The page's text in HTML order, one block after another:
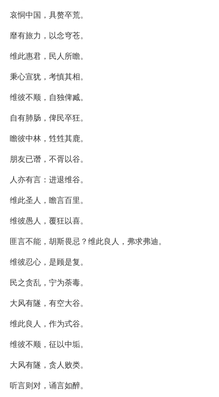
哀恫中国，具赘卒荒。
靡有旅力，以念穹苍。
维此惠君，民人所瞻。
秉心宣犹，考慎其相。
维彼不顺，自独俾臧。
自有肺肠，俾民卒狂。
瞻彼中林，甡甡其鹿。
朋友已谮，不胥以谷。
人亦有言：进退维谷。
维此圣人，瞻言百里。
维彼愚人，覆狂以喜。
匪言不能，胡斯畏忌？维此良人，弗求弗迪。
维彼忍心，是顾是复。
民之贪乱，宁为荼毒。
大风有隧，有空大谷。
维此良人，作为式谷。
维彼不顺，征以中垢。
大风有隧，贪人败类。
听言则对，诵言如醉。